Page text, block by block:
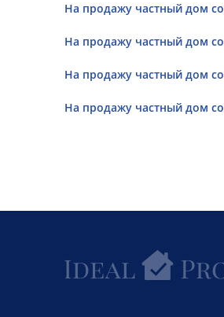
На продажу частный дом
На продажу частный дом
На продажу частный дом
На продажу частный дом